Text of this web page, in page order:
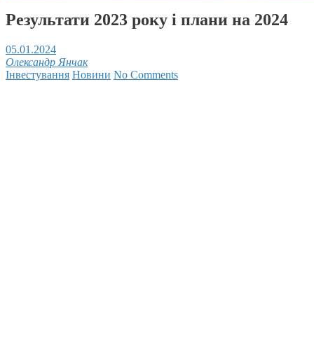
Результати 2023 року і плани на 2024
05.01.2024
Олександр Янчак
Інвестування Новини No Comments